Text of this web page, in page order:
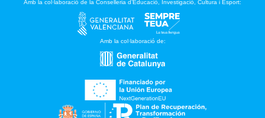
Amb la col·laboració de la Conselleria d’Educació, Investigació, Cultura i Esport:
Amb la col·laboració de: